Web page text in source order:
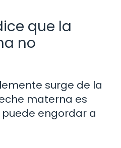
que la
no
surge de la
materna es
engordar a